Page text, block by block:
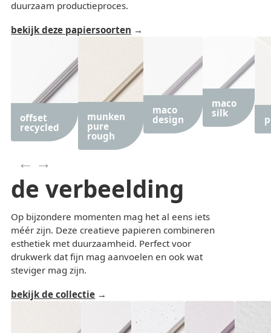
duurzaam productieproces.
bekijk deze papiersoorten
offset
recycled
munken
pure
rough
maco
design
maco
silk
←
previous
→
next
de verbeelding
Op bijzondere momenten mag het al eens iets
méér zijn. Deze creatieve papieren combineren
esthetiek met duurzaamheid. Perfect voor
drukwerk dat fijn mag aanvoelen en ook wat
steviger mag zijn.
bekijk de collectie